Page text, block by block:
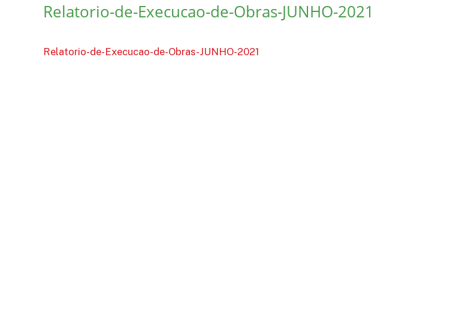
Relatorio-de-Execucao-de-Obras-JUNHO-2021
Relatorio-de-Execucao-de-Obras-JUNHO-2021